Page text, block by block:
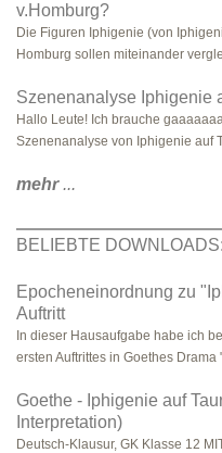
v.Homburg?
Die Figuren Iphigenie (von
Homburg sollen miteinander
Szenenanalyse Iphigenie
Hallo Leute! Ich brauche
Szenenanalyse von Iphigenie auf
mehr...
BELIEBTE DOWNLOADS:
Epocheneinordnung zu
Auftritt
In dieser Hausaufgabe habe ich
ersten Auftrittes in Goethes Drama
Goethe - Iphigenie auf
Interpretation)
Deutsch-Klausur, GK Klasse 12